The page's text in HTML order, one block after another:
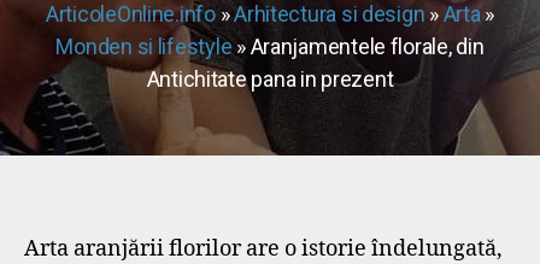
ArticoleOnline.info»Arhitectura si design »Arta»
Monden si lifestyle» Aranjamentele florale, din
Antichitate pana in prezent
Arta aranjării florilor are o istorie îndelungată,